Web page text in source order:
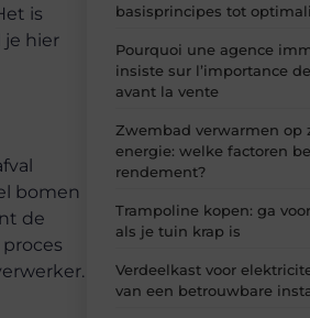
is
je hier
bomen
de
basisprincipes tot
Pourquoi une agence
insiste sur l’importance
avant la vente
Zwembad verwarmen op
energie: welke factoren
rendement?
Trampoline kopen: ga
als je tuin krap is
Verdeelkast voor
van een betrouwbare